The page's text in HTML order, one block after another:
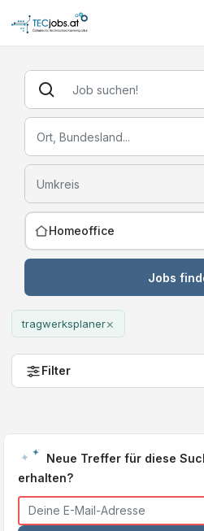
Homeoffice
Jobs
tragwerksplaner×
Filter
Neue Treffer für diese
erhalten?